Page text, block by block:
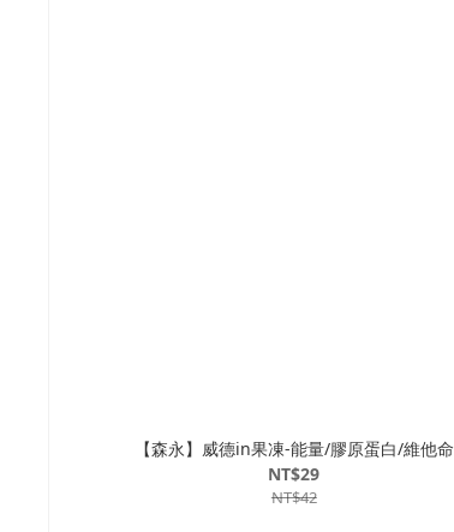
【森永】威德in果凍-能量/膠原蛋白/維他命
NT$29
NT$42